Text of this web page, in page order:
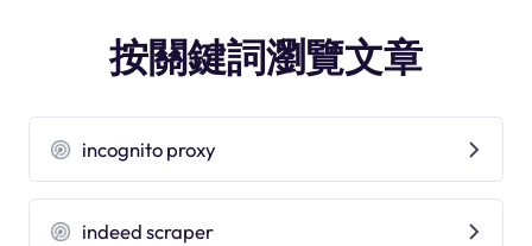
按關鍵詞瀏覽文章
incognito proxy
indeed scraper